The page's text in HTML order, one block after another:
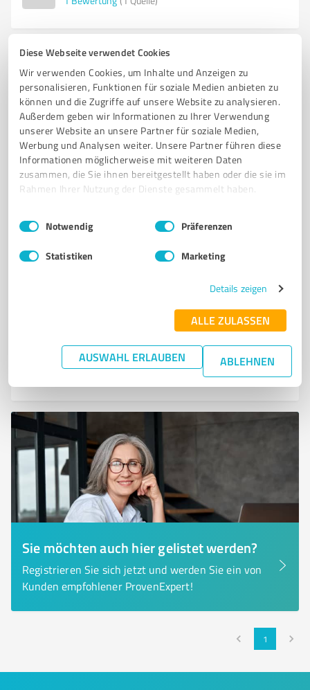
Diese Webseite verwendet Cookies
Wir verwenden Cookies, um Inhalte und Anzeigen zu
personalisieren, Funktionen für soziale Medien anbieten zu
können und die Zugriffe auf unsere Website zu analysieren.
Außerdem geben wir Informationen zu Ihrer Verwendung
unserer Website an unsere Partner für soziale Medien,
Werbung und Analysen weiter. Unsere Partner führen diese
Informationen möglicherweise mit weiteren Daten
zusammen, die Sie ihnen bereitgestellt haben oder die sie im
Rahmen Ihrer Nutzung der Dienste gesammelt haben.
Impressum Datenschutzbestimmungen
Einwilligungsauswahl
Notwendig Präferenzen
Statistiken Marketing
Details zeigen
ALLE ZULASSEN
AUSWAHL ERLAUBEN ABLEHNEN
Natürlich by Dräxlmaier Apotheken
100 % natürliche Nahrungsergänzungsmittel aus der
Apotheke
VITAMINPRÄPARATE NAHRUNGSERGÄNZUNGSMITTEL NATÜRLICH
MIKRONÄHRSTOFFE
WOHLBEFINDEN PERSÖNLICHE BERATUNG QUALITÄT
VEGAN LAKTOSEFREI GLUTENFREI NACHHALTIGKEIT
natuerlich-by-draexlmaier.de/
0,00 / 5,00
Nicht bewertet0
Sie möchten auch hier gelistet werden?
Registrieren Sie sich jetzt und werden Sie ein von
Kunden empfohlener ProvenExpert!
1